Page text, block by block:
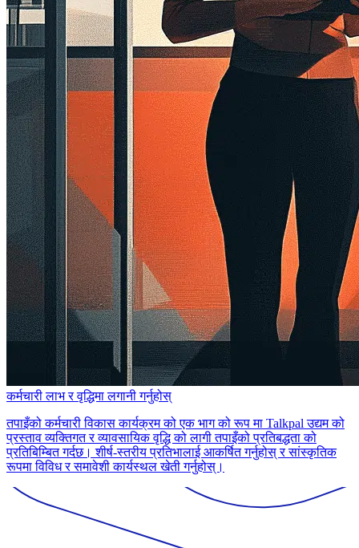
कर्मचारी लाभ र वृद्धिमा लगानी गर्नुहोस्
तपाइँको कर्मचारी विकास कार्यक्रम को एक भाग को रूप मा Talkpal उद्यम को
प्रस्ताव व्यक्तिगत र व्यावसायिक वृद्धि को लागी तपाइँको प्रतिबद्धता को
प्रतिबिम्बित गर्दछ। शीर्ष-स्तरीय प्रतिभालाई आकर्षित गर्नुहोस् र सांस्कृतिक
रूपमा विविध र समावेशी कार्यस्थल खेती गर्नुहोस्।